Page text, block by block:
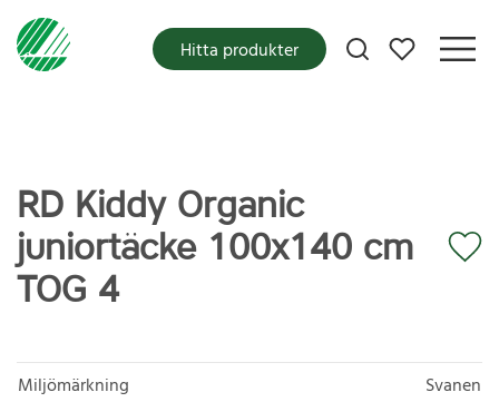
Mina favoriter
Hitta produkter
RD Kiddy Organic
juniortäcke 100x140 cm
TOG 4
Miljömärkning
Svanen